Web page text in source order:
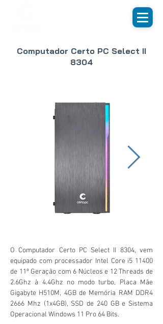
Computador Certo PC Select II
8304
O Computador Certo PC Select II 8304, vem
equipado com processador Intel Core i5 11400
de 11º Geração com 6 Núcleos e 12 Threads de
2.6Ghz à 4.4Ghz no modo turbo, Placa Mãe
Gigabyte H510M, 4GB de Memória RAM DDR4
2666 Mhz (1x4GB), SSD de 240 GB e Sistema
Operacional Windows 11 Pro 64 Bits.